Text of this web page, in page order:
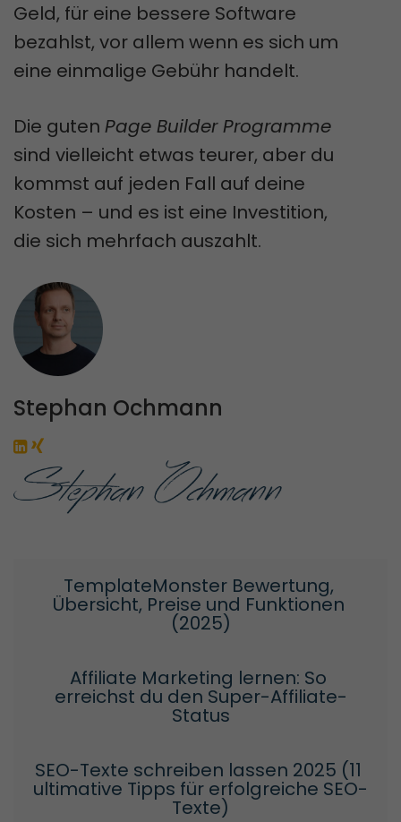
Geld, für eine bessere Software
bezahlst, vor allem wenn es sich um
eine einmalige Gebühr handelt.
Die guten Page Builder Programme
sind vielleicht etwas teurer, aber du
kommst auf jeden Fall auf deine
Kosten – und es ist eine Investition,
die sich mehrfach auszahlt.
Stephan Ochmann
TemplateMonster Bewertung,
Übersicht, Preise und Funktionen
(2025)
Affiliate Marketing lernen: So
erreichst du den Super-Affiliate-
Status
SEO-Texte schreiben lassen 2025 (11
ultimative Tipps für erfolgreiche SEO-
Texte)